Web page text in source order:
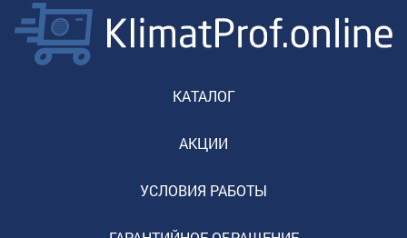
КАТАЛОГ
АКЦИИ
УСЛОВИЯ РАБОТЫ